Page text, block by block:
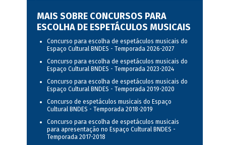
MAIS SOBRE CONCURSOS PARA
ESCOLHA DE ESPETÁCULOS MUSICAIS
Concurso para escolha de espetáculos musicais do
Espaço Cultural BNDES - Temporada 2026-2027
Concurso para escolha de espetáculos musicais do
Espaço Cultural BNDES - Temporada 2023-2024
Concurso para escolha de espetáculos musicais do
Espaço Cultural BNDES - Temporada 2019-2020
Concurso de espetáculos musicais do Espaço
Cultural BNDES - Temporada 2018-2019
Concurso para escolha de espetáculos musicais
para apresentação no Espaço Cultural BNDES -
Temporada 2017-2018